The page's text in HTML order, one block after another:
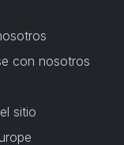
con nosotros
sitio